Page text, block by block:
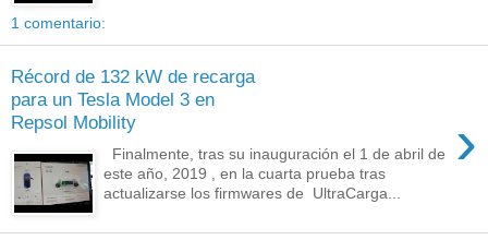
1 comentario:
Récord de 132 kW de recarga
para un Tesla Model 3 en
Repsol Mobility
›
Finalmente, tras su inauguración el 1 de abril de
este año, 2019 , en la cuarta prueba tras
actualizarse los firmwares de UltraCarga...